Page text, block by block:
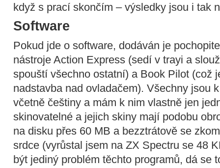
když s prací skončím – výsledky jsou i tak
Software
Pokud jde o software, dodáván je
nástroje Action Express (sedí v trayi a
spouští všechno ostatní) a Book Pilot (což
nadstavba nad ovladačem). Všechny jsou
včetně češtiny a mám k nim vlastně jen
skinovatelné a jejich skiny mají podobu
na disku přes 60 MB a bezztrátově se
srdce (vyrůstal jsem na ZX Spectru se 48
být jediný problém těchto programů, dá se